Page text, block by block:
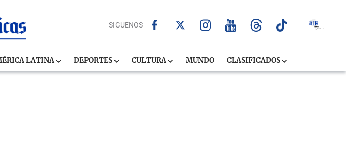
SIGUENOS
LATINA DEPORTES CULTURA MUNDO CLASIFICADOS